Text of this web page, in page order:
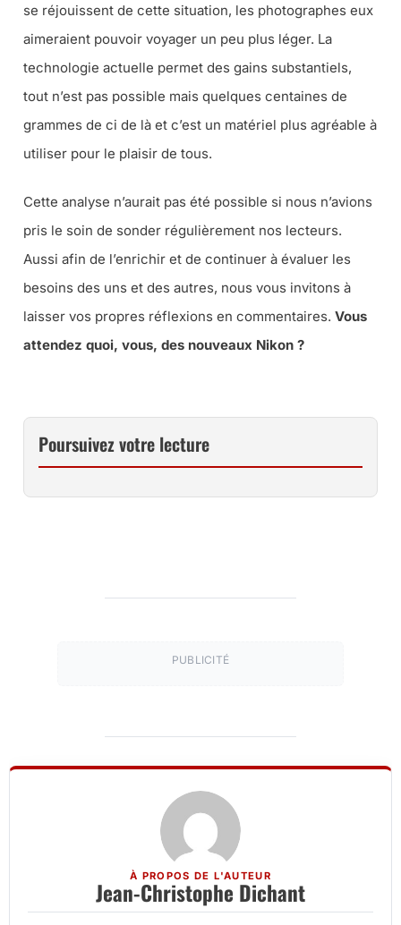
se réjouissent de cette situation, les photographes eux
aimeraient pouvoir voyager un peu plus léger. La
technologie actuelle permet des gains substantiels,
tout n’est pas possible mais quelques centaines de
grammes de ci de là et c’est un matériel plus agréable à
utiliser pour le plaisir de tous.
Cette analyse n’aurait pas été possible si nous n’avions
pris le soin de sonder régulièrement nos lecteurs.
Aussi afin de l’enrichir et de continuer à évaluer les
besoins des uns et des autres, nous vous invitons à
laisser vos propres réflexions en commentaires. Vous
attendez quoi, vous, des nouveaux Nikon ?
Poursuivez votre lecture
PUBLICITÉ
À PROPOS DE L'AUTEUR
Jean-Christophe Dichant